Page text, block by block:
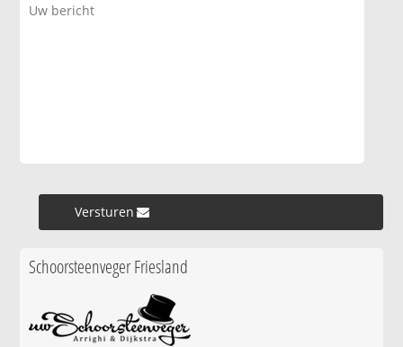
Versturen »
Schoorsteenveger Friesland